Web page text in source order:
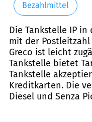
Bezahlmittel
Die Tankstelle IP in
mit der
Greco ist leicht
Tankstelle bietet
Tankstelle
Kreditkarten. Die
Diesel und Senza